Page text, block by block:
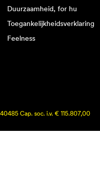
Duurzaamheid, for hu
Toegankelijkheidsverklaring
Feelness
Cap. soc. i.v. € 115.807,00